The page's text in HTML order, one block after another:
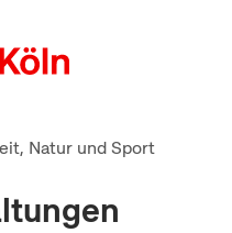
Natur und Sport